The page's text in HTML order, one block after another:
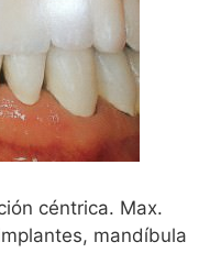
céntrica. Max.
mandíbula